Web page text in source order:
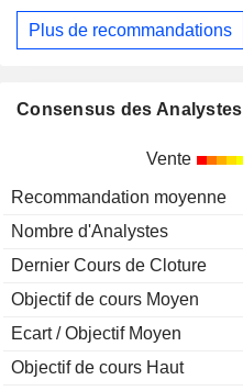
Plus de recommandations
Consensus des Analystes
Vente
Recommandation moyenne
Nombre d'Analystes
Dernier Cours de Cloture
Objectif de cours Moyen
Ecart / Objectif Moyen
Objectif de cours Haut